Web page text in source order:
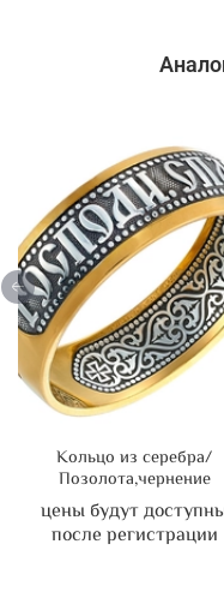
Кольцо из серебра/
Позолота,чернение
цены будут
после регистрации